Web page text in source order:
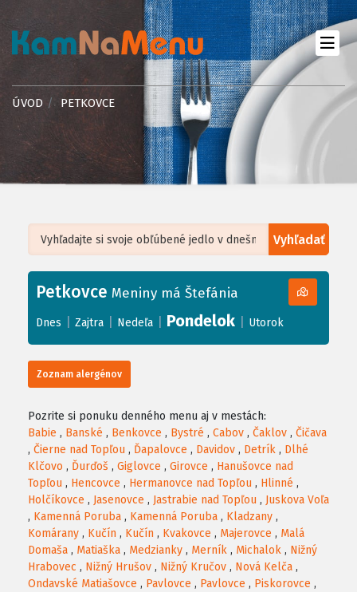
ÚVOD PETKOVCE
Vyhľadať
+
−
Leaflet| ©OpenStreetMap, Tiles courtesy ofHumanitarian OpenStreetMap
Petkovce Meniny má Štefánia
Dnes Zajtra Nedeľa Pondelok Utorok
Zoznam alergénov
Pozrite si ponuku denného menu aj v mestách:
Babie , Banské , Benkovce , Bystré , Cabov , Čaklov , Čičava
, Čierne nad Topľou , Ďapalovce , Davidov , Detrík , Dlhé
Klčovo , Ďurďoš , Giglovce , Girovce , Hanušovce nad
Topľou , Hencovce , Hermanovce nad Topľou , Hlinné ,
Holčíkovce , Jasenovce , Jastrabie nad Topľou , Juskova Voľa
, Kamenná Poruba , Kamenná Poruba , Kladzany ,
Komárany , Kučín , Kučín , Kvakovce , Majerovce , Malá
Domaša , Matiaška , Medzianky , Merník , Michalok , Nižný
Hrabovec , Nižný Hrušov , Nižný Kručov , Nová Kelča ,
Ondavské Matiašovce , Pavlovce , Pavlovce , Piskorovce ,